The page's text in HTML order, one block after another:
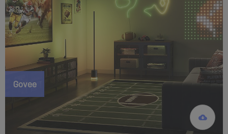
Govee